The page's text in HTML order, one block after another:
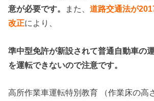
意が必要です。
また、道路交通法が
改正により、
準中型免許が新設されて普通自動車の
を運転できないので注意です。
高所作業車運転特別教育 （作業床の高